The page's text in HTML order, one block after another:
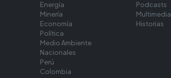
Energía
Minería
Economía
Política
Medio Ambiente
Nacionales
Perú
Colombia
Podcasts
Multimedia
Historias